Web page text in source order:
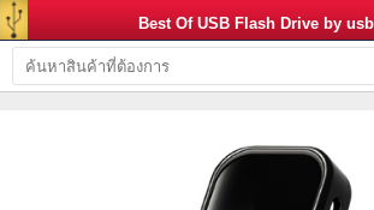
Best Of USB Flash Drive by